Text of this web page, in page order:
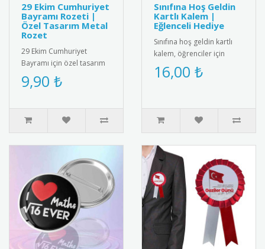
29 Ekim Cumhuriyet
Bayramı Rozeti |
Özel Tasarım Metal
Rozet
29 Ekim Cumhuriyet
Bayramı için özel tasarım
metal rozet. Kaliteli metal
malzemeden üretilmiş,
9,90 ₺
Sınıfına Hoş Geldin
Kartlı Kalem |
Eğlenceli Hediye
Sınıfına hoş geldin kartlı
kalem, öğrenciler için
eğlenceli ve kullanışlı bir
hediye. Her ürün bir k..
16,00 ₺